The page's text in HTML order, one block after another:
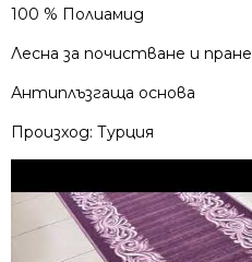
100 % Полиамид
Лесна за почистване и пране
Антиплъзгаща основа
Произход: Турция